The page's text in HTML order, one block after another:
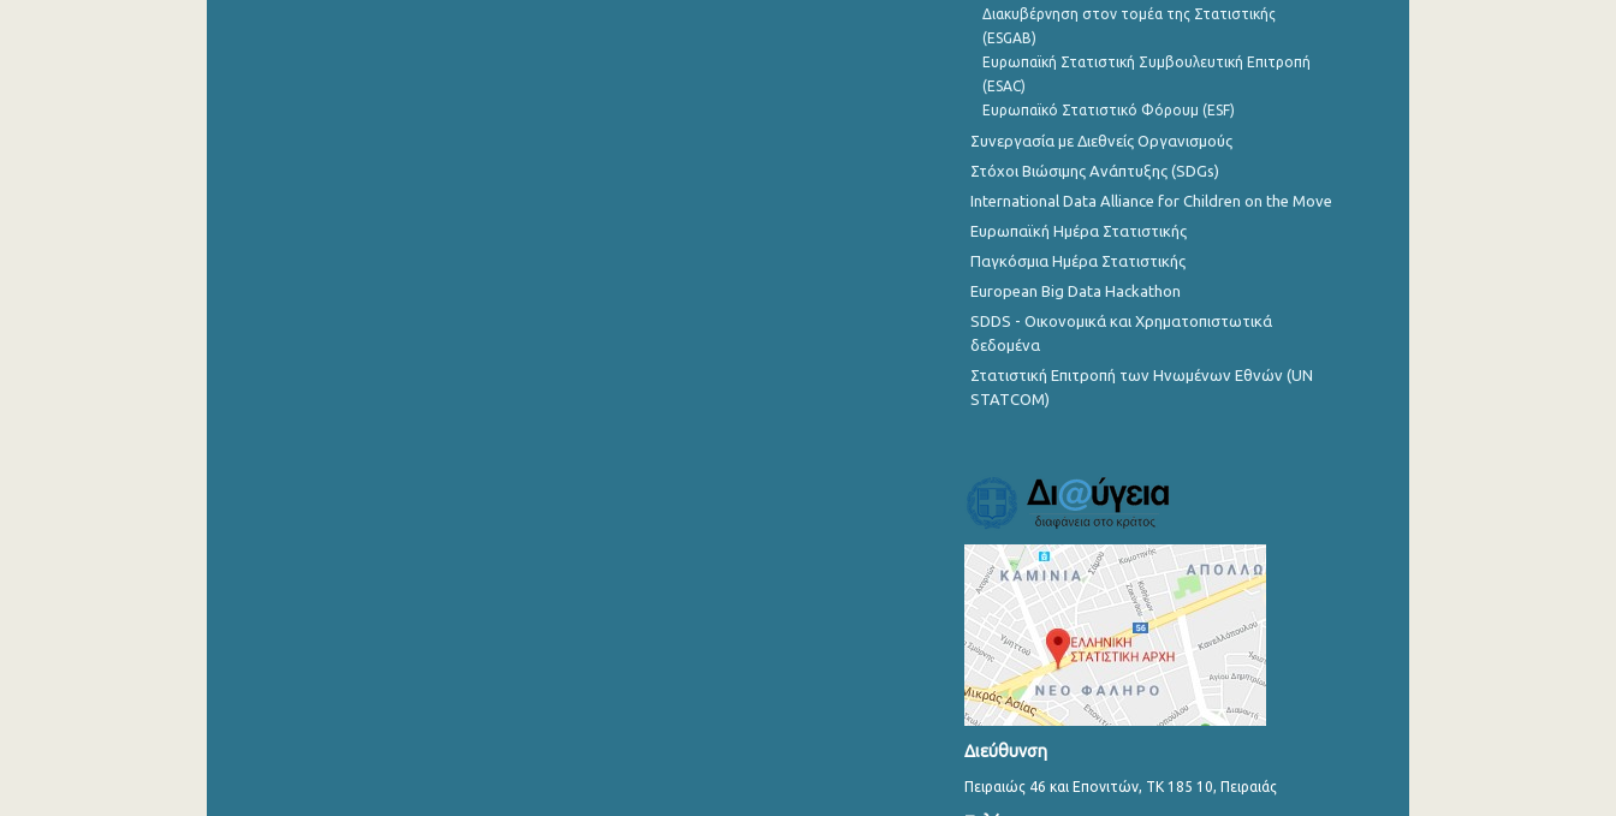
Διακυβέρνηση στον τομέα της Στατιστικής
(ESGAB)
Ευρωπαϊκή Στατιστική Συμβουλευτική Επιτροπή
(ESAC)
Ευρωπαϊκό Στατιστικό Φόρουμ (ESF)
Συνεργασία με Διεθνείς Οργανισμούς
Στόχοι Βιώσιμης Ανάπτυξης (SDGs)
International Data Alliance for Children on the Move
Ευρωπαϊκή Ημέρα Στατιστικής
Παγκόσμια Ημέρα Στατιστικής
European Big Data Hackathon
SDDS - Οικονομικά και Χρηματοπιστωτικά
δεδομένα
Στατιστική Επιτροπή των Ηνωμένων Εθνών (UN
STATCOM)
Διεύθυνση
Πειραιώς 46 και Επονιτών, ΤΚ 185 10, Πειραιάς